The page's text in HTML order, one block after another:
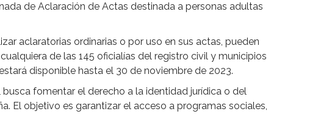
de Aclaración de Actas destinada a personas adultas
aclaratorias ordinarias o por uso en sus actas, pueden
de las 145 oficialías del registro civil y municipios
disponible hasta el 30 de noviembre de 2023.
fomentar el derecho a la identidad jurídica o del
El objetivo es garantizar el acceso a programas sociales,